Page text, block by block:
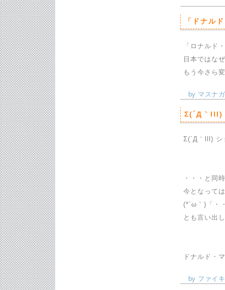
「ドナル
「ロナルド
日本ではな
もう今さら
by マスナ
Σ(´Д｀lll)
Σ(´Д｀lll) シ
・・・と同
今となっては
(*´ω｀)「・
とも言い出
ドナルド・
by ファイキ